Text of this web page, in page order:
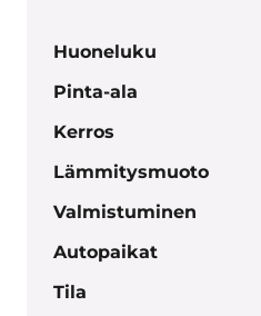
Huoneluku
Pinta-ala
Kerros
Lämmitysmuoto
Valmistuminen
Autopaikat
Tila